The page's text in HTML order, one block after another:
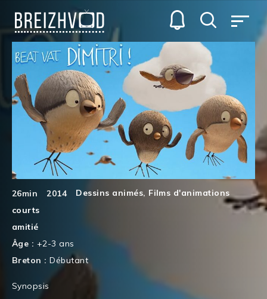
26min 2014 Dessins animés, Films d'animations
courts
amitié
Âge : +2-3 ans
Breton :Débutant
Synopsis